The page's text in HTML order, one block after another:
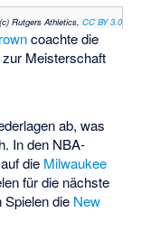
(c) Rutgers Athletics, CC BY 3.0
coachte die
Meisterschaft
ab, was
In den NBA-
die Milwaukee
für die nächste
Spielen die New